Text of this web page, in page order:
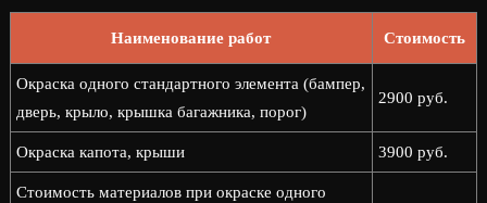
Наименование работ Стоимость
Окраска одного стандартного элемента (бампер,
дверь, крыло, крышка багажника, порог)
2900 руб.
Окраска капота, крыши 3900 руб.
Стоимость материалов при окраске одного